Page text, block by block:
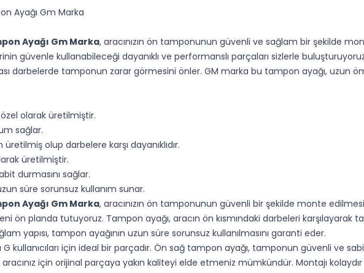
Ayağı Gm Marka
Ayağı Gm Marka, aracınızın ön tamponunun güvenli ve sağlam bir şekilde
güvenle kullanabileceği dayanıklı ve performanslı parçaları sizlerle
darbelerde tamponun zarar görmesini önler. GM marka bu tampon ayağı, uzun
olarak üretilmiştir.
sağlar.
olup darbelere karşı dayanıklıdır.
üretilmiştir.
durmasını sağlar.
süre sorunsuz kullanım sunar.
Ayağı Gm Marka, aracınızın ön tamponunun güvenli bir şekilde monte
ön planda tutuyoruz. Tampon ayağı, aracın ön kısmındaki darbeleri karşılayarak
yapısı, tampon ayağının uzun süre sorunsuz kullanılmasını garanti eder.
kullanıcıları için ideal bir parçadır. Ön sağ tampon ayağı, tamponun güvenli ve
aracınız için orijinal parçaya yakın kaliteyi elde etmeniz mümkündür. Montajı